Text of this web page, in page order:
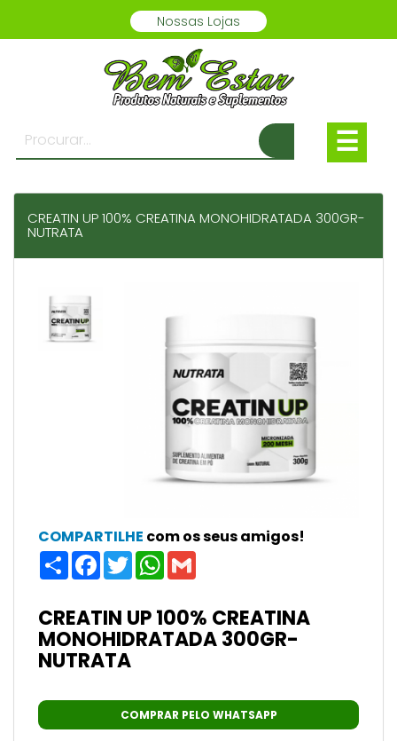
Nossas Lojas
☰
CREATIN UP 100% CREATINA MONOHIDRATADA 300GR-
NUTRATA
COMPARTILHE com os seus amigos!
ShareFacebook
TwitterWhatsApp
CREATIN UP 100% CREATINA
MONOHIDRATADA 300GR-
NUTRATA
COMPRAR PELO WHATSAPP